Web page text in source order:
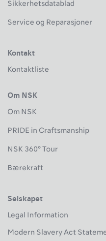
Sikkerhetsdatablad
Service og Reparasjoner
Kontakt
Kontaktliste
Om NSK
Om NSK
PRIDE in Craftsmanship
NSK 360° Tour
Bærekraft
Selskapet
Legal Information
Modern Slavery Act